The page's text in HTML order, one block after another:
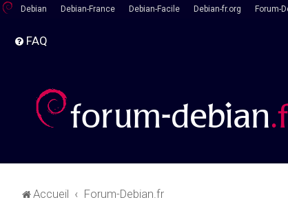
Debian Debian-France Debian-Facile Debian-fr.org Forum-
FAQ
Accueil Forum-Debian.fr